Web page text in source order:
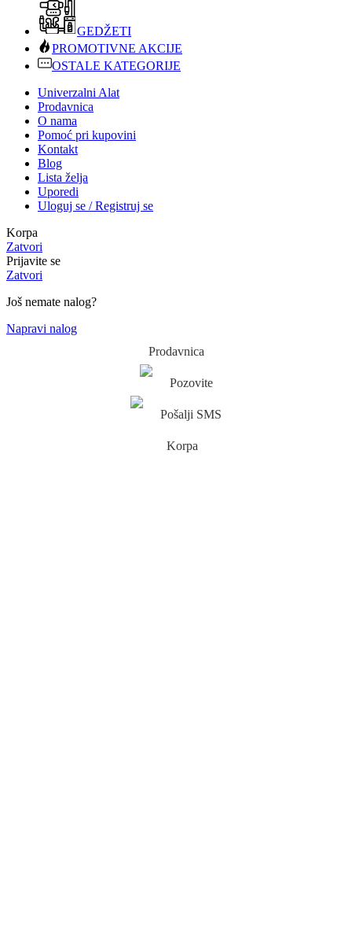
GEDŽETI
PROMOTIVNE AKCIJE
OSTALE KATEGORIJE
Univerzalni Alat
Prodavnica
O nama
Pomoć pri kupovini
Kontakt
Blog
Lista želja
Uporedi
Uloguj se / Registruj se
Korpa
Zatvori
Prijavite se
Zatvori
Još nemate nalog?
Napravi nalog
Prodavnica
Pozovite
Pošalji SMS
Korpa